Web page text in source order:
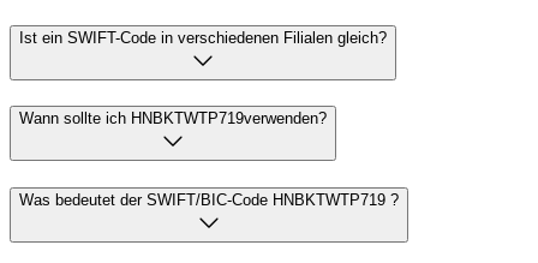
Ist ein SWIFT-Code in verschiedenen Filialen gleich?
Wann sollte ich HNBKTWTP719verwenden?
Was bedeutet der SWIFT/BIC-Code HNBKTWTP719 ?